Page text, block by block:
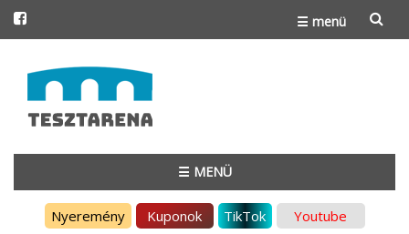
☰ menü
to
content
☰ MENÜ
Nyeremény Kuponok TikTok Youtube